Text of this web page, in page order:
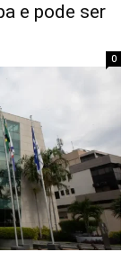
e pode ser
0